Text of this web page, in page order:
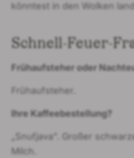
könntest in den Wolken
Schnell-Feuer-
Frühaufsteher oder
Frühaufsteher.
Ihre Kaffeebestellung?
„Snuťjava". Großer
Milch.